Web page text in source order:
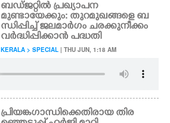
ബഡ്ജറ്റിൽ പ്രഖ്യാപന
മുണ്ടായേക്കും: തുറമുഖങ്ങളെ ബ
ന്ധിപ്പിച്ച് ജലമാർഗം ചരക്കുനീക്കം
വർദ്ധിപ്പിക്കാൻ പദ്ധതി
KERALA > SPECIAL | THU JUN, 1:18 AM
പ്രിയങ്കഗാന്ധിക്കെതിരായ തിര